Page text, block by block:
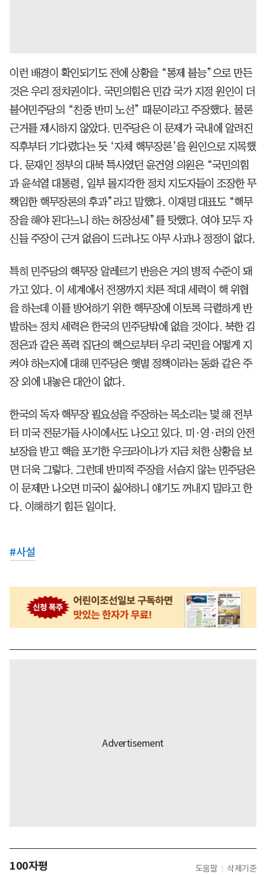
이런 배경이 확인되기도 전에 상황을 “통제 불능”으로 만든
것은 우리 정치권이다. 국민의힘은 민감 국가 지정 원인이 더
불어민주당의 “친중 반미 노선” 때문이라고 주장했다. 물론
근거를 제시하지 않았다. 민주당은 이 문제가 국내에 알려진
직후부터 기다렸다는 듯 ‘자체 핵무장론’을 원인으로 지목했
다. 문재인 정부의 대북 특사였던 윤건영 의원은 “국민의힘
과 윤석열 대통령, 일부 몰지각한 정치 지도자들이 조장한 무
책임한 핵무장론의 후과”라고 말했다. 이재명 대표도 “핵무
장을 해야 된다느니 하는 허장성세”를 탓했다. 여야 모두 자
신들 주장이 근거 없음이 드러나도 아무 사과나 정정이 없다.
특히 민주당의 핵무장 알레르기 반응은 거의 병적 수준이 돼
가고 있다. 이 세계에서 전쟁까지 치른 적대 세력이 핵 위협
을 하는데 이를 방어하기 위한 핵무장에 이토록 극렬하게 반
발하는 정치 세력은 한국의 민주당밖에 없을 것이다. 북한 김
정은과 같은 폭력 집단의 핵으로부터 우리 국민을 어떻게 지
켜야 하는지에 대해 민주당은 햇볕 정책이라는 동화 같은 주
장 외에 내놓은 대안이 없다.
한국의 독자 핵무장 필요성을 주장하는 목소리는 몇 해 전부
터 미국 전문가들 사이에서도 나오고 있다. 미·영·러의 안전
보장을 받고 핵을 포기한 우크라이나가 지금 처한 상황을 보
면 더욱 그렇다. 그런데 반미적 주장을 서슴지 않는 민주당은
이 문제만 나오면 미국이 싫어하니 얘기도 꺼내지 말라고 한
다. 이해하기 힘든 일이다.
#사설
100자평 도움말 삭제기준